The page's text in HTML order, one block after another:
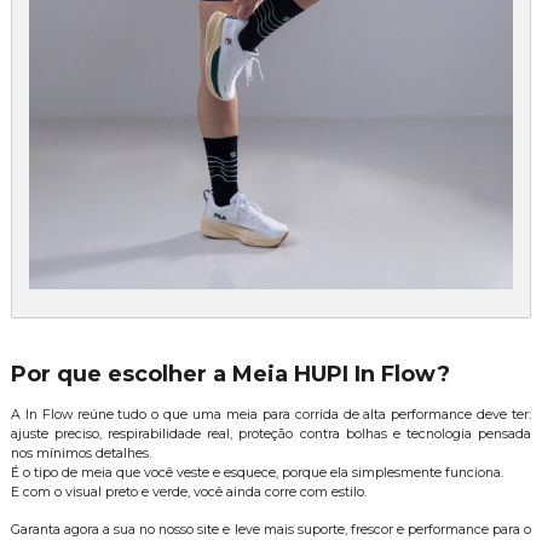
Por que escolher a Meia HUPI In Flow?
A In Flow reúne tudo o que uma meia para corrida de alta performance deve ter:
ajuste preciso, respirabilidade real, proteção contra bolhas e tecnologia pensada
nos mínimos detalhes.
É o tipo de meia que você veste e esquece, porque ela simplesmente funciona.
E com o visual preto e verde, você ainda corre com estilo.
Garanta agora a sua no nosso site e leve mais suporte, frescor e performance para o